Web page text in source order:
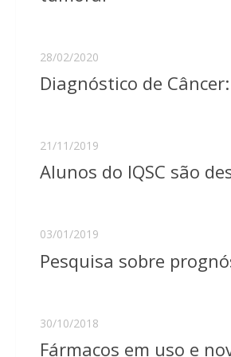
28/02/2020
Diagnóstico de
21/11/2019
Alunos do IQSC são
03/01/2019
Pesquisa sobre
30/10/2018
Fármacos em uso e